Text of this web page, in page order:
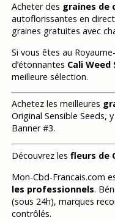
Acheter des graines de
autoflorissantes en direct
graines gratuites avec
Si vous êtes au
d’étonnantes Cali Weed
meilleure sélection.
Achetez les meilleures
Original Sensible Seeds,
Banner #3.
Découvrez les fleurs de
Mon-Cbd-Francais.com
les professionnels.
(sous 24h), marques
contrôlés.